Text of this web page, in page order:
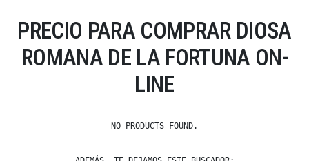
PRECIO PARA COMPRAR DIOSA
ROMANA DE LA FORTUNA ON-
LINE
NO PRODUCTS FOUND.